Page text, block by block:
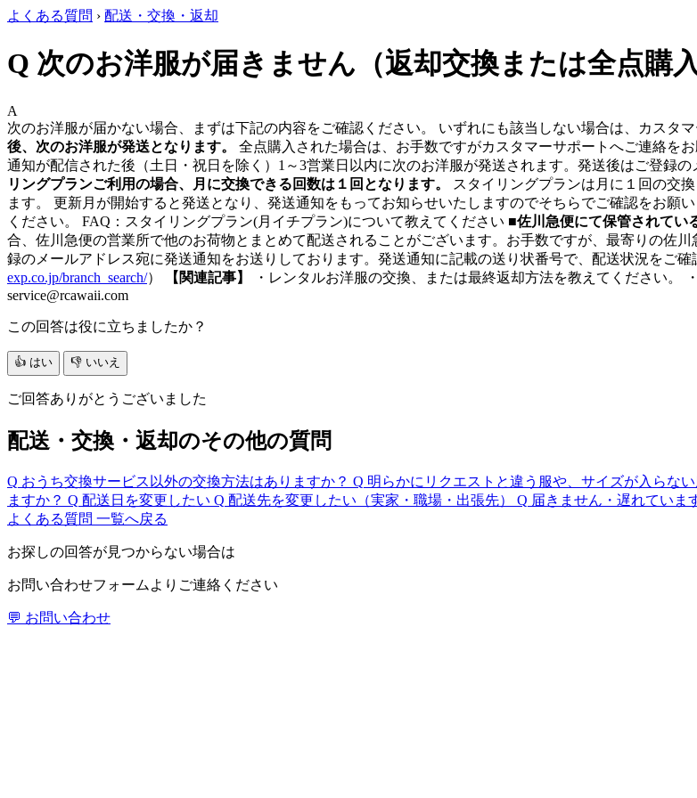
よくある質問 › 配送・交換・返却
Q 次のお洋服が届きません（返却交換または全点購入
A
次のお洋服が届かない場合、まずは下記の内容をご確認ください。 いずれにも該当しない場合は、カスタ
後、次のお洋服が発送となります。
全点購入された場合は、お手数ですがカスタマーサポートへご連絡を
通知が配信された後（土日・祝日を除く）1～3営業日以内に次のお洋服が発送されます。発送後はご登録
リングプランご利用の場合、月に交換できる回数は１回となります。
スタイリングプランは月に１回の交
ます。 更新月が開始すると発送となり、発送通知をもってお知らせいたしますのでそちらでご確認をお願
ください。 FAQ：スタイリングプラン(月イチプラン)について教えてください ■佐川急便にて保管されてい
合、佐川急便の営業所で他のお荷物とまとめて配送されることがございます。お手数ですが、最寄りの佐
録のメールアドレス宛に発送通知をお送りしております。発送通知に記載の送り状番号で、配送状況をご
exp.co.jp/branch_search/） 【関連記事】
・レンタルお洋服の交換、または最終返却方法を教えてください。
service@rcawaii.com
この回答は役に立ちましたか？
👍 はい 👎 いいえ
ご回答ありがとうございました
配送・交換・返却のその他の質問
Q おうち交換サービス以外の交換方法はありますか？ Q 明らかにリクエストと違う服や、サイズが入らな
ますか？ Q 配送日を変更したい Q 配送先を変更したい（実家・職場・出張先） Q 届きません・遅れていま
よくある質問 一覧へ戻る
お探しの回答が見つからない場合は
お問い合わせフォームよりご連絡ください
💬 お問い合わせ